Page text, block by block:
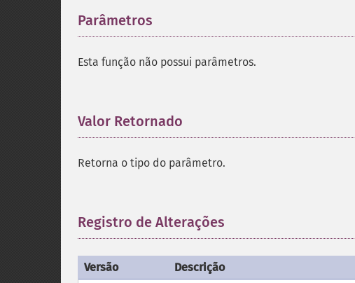
Parâmetros
Esta função não possui parâmetros.
Valor Retornado
Retorna o tipo do parâmetro.
Registro de Alterações
Versão
Descrição